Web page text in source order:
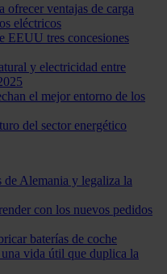
ofrecer ventajas de carga
eléctricos
EEUU tres concesiones
y electricidad entre
el mejor entorno de los
del sector energético
de Alemania y legaliza la
con los nuevos pedidos
baterías de coche
vida útil que duplica la